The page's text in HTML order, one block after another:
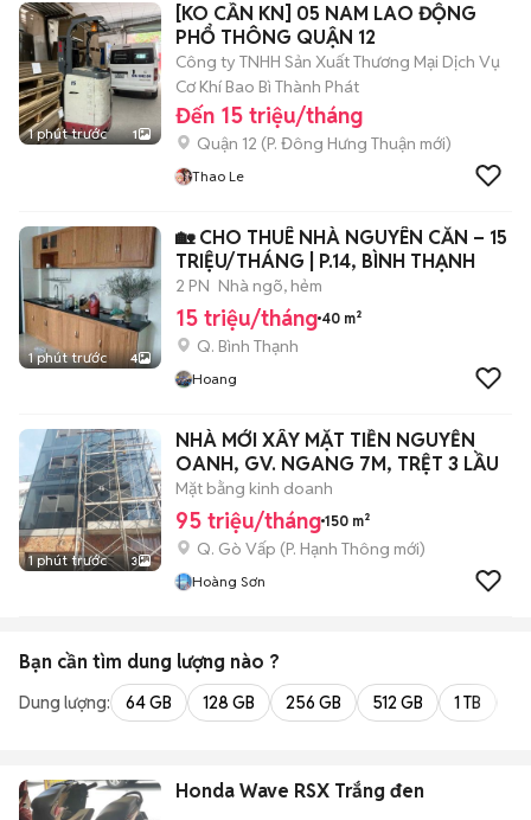
1 phút trước 1
[KO CẦN KN] 05 NAM LAO ĐỘNG
PHỔ THÔNG QUẬN 12
Công ty TNHH Sản Xuất Thương Mại Dịch Vụ
Cơ Khí Bao Bì Thành Phát
Đến 15 triệu/tháng
Quận 12 (P. Đông Hưng Thuận mới)
Thao Le
1 phút trước 4
🏡 CHO THUÊ NHÀ NGUYÊN CĂN – 15
TRIỆU/THÁNG | P.14, BÌNH THẠNH
2 PN Nhà ngõ, hẻm
15 triệu/tháng 40 m²
Q. Bình Thạnh
Hoang
1 phút trước 3
NHÀ MỚI XÂY MẶT TIỀN NGUYỄN
OANH, GV. NGANG 7M, TRỆT 3 LẦU
Mặt bằng kinh doanh
95 triệu/tháng 150 m²
Q. Gò Vấp (P. Hạnh Thông mới)
Hoàng Sơn
Bạn cần tìm dung lượng nào ?
Dung lượng: 64 GB 128 GB 256 GB 512 GB 1 TB
Honda Wave RSX Trắng đen